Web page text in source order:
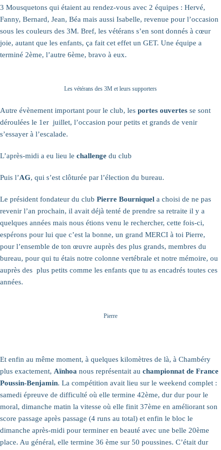
3 Mousquetons qui étaient au rendez-vous avec 2 équipes : Hervé,
Fanny, Bernard, Jean, Béa mais aussi Isabelle, revenue pour l’occasion
sous les couleurs des 3M. Bref, les vétérans s’en sont donnés à cœur
joie, autant que les enfants, ça fait cet effet un GET. Une équipe a
terminé 2ème, l’autre 6ème, bravo à eux.
Les vétérans des 3M et leurs supporters
Autre évènement important pour le club, les portes ouvertes se sont
déroulées le 1er juillet, l’occasion pour petits et grands de venir
s’essayer à l’escalade.
L’après-midi a eu lieu le challenge du club
Puis l’AG, qui s’est clôturée par l’élection du bureau.
Le président fondateur du club Pierre Bourniquel a choisi de ne pas
revenir l’an prochain, il avait déjà tenté de prendre sa retraite il y a
quelques années mais nous étions venu le rechercher, cette fois-ci,
espérons pour lui que c’est la bonne, un grand MERCI à toi Pierre,
pour l’ensemble de ton œuvre auprès des plus grands, membres du
bureau, pour qui tu étais notre colonne vertébrale et notre mémoire, ou
auprès des plus petits comme les enfants que tu as encadrés toutes ces
années.
Pierre
Et enfin au même moment, à quelques kilomètres de là, à Chambéry
plus exactement, Aïnhoa nous représentait au championnat de France
Poussin-Benjamin. La compétition avait lieu sur le weekend complet :
samedi épreuve de difficulté où elle termine 42ème, dur dur pour le
moral, dimanche matin la vitesse où elle finit 37ème en améliorant son
score passage après passage (4 runs au total) et enfin le bloc le
dimanche après-midi pour terminer en beauté avec une belle 20ème
place. Au général, elle termine 36 ème sur 50 poussines. C’était dur